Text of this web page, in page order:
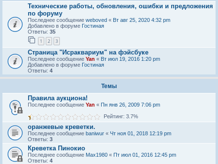
Технические работы, обновления, ошибки и предложения
по форуму
Последнее сообщение weboved « Вт авг 25, 2020 4:32 pm
Добавлено в форуме Гостиная
Ответы: 35
1 2 3
Страница "Исраквариум" на фэйсбуке
Последнее сообщение Yan « Вт июл 19, 2016 1:20 pm
Добавлено в форуме Гостиная
Ответы: 4
Темы
Правила аукциона!
Последнее сообщение Yan « Пн янв 26, 2009 7:06 pm
Рейтинг: 3.7%
оранжевые креветки.
Последнее сообщение baniwur « Чт ноя 01, 2018 12:19 pm
Ответы: 3
Креветка Пинокио
Последнее сообщение Max1980 « Пт июл 01, 2016 12:45 pm
Ответы: 4